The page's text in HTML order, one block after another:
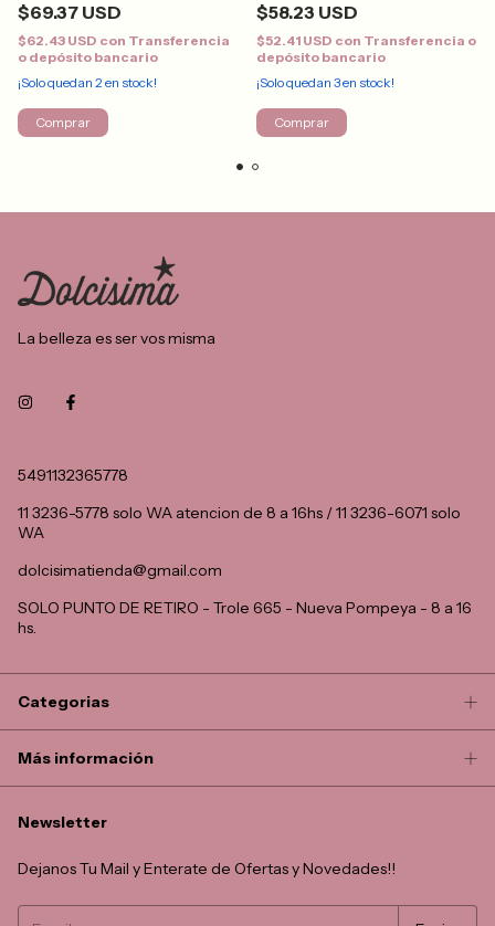
$69.37 USD
$62.43 USD con Transferencia
o depósito bancario
¡Solo quedan 2en stock!
Comprar
$58.23 USD
$52.41 USD con Transferencia o
depósito bancario
¡Solo quedan 3en stock!
Comprar
La belleza es ser vos misma
5491132365778
11 3236-5778 solo WA atencion de 8 a 16hs / 11 3236-6071 solo
WA
dolcisimatienda@gmail.com
SOLO PUNTO DE RETIRO - Trole 665 - Nueva Pompeya - 8 a 16
hs.
Categorias
Más información
Newsletter
Dejanos Tu Mail y Enterate de Ofertas y Novedades!!